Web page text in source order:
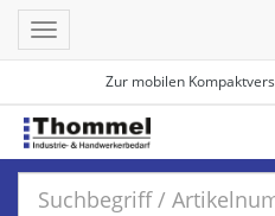
Zur mobilen
Toggle
navigation